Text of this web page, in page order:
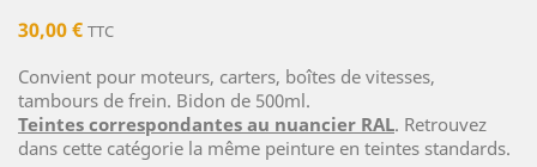
30,00 € TTC
Convient pour moteurs, carters, boîtes de vitesses,
tambours de frein. Bidon de 500ml.
Teintes correspondantes au nuancier RAL. Retrouvez
dans cette catégorie la même peinture en teintes standards.